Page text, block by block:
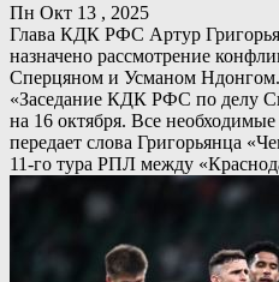
Пн Окт 13 , 2025
Глава КДК РФС Артур
назначено рассмотрение
Сперцяном и Усманом
«Заседание КДК РФС по делу
на 16 октября. Все
передает слова Григорьянца
11-го тура РПЛ между